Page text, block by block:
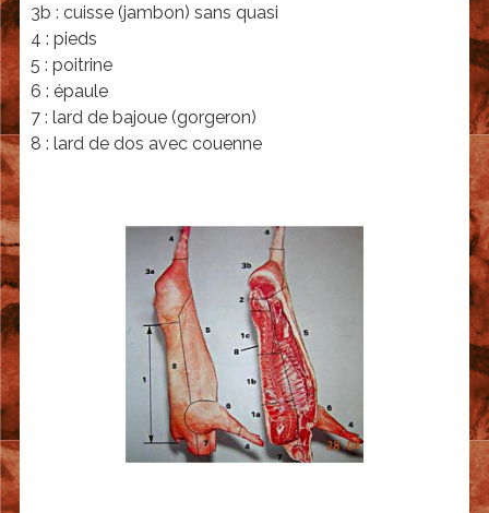
o
m
n
a
o
n
e
e
m
o
d
3b : cuisse (jambon) sans quasi
4 : pieds
5 : poitrine
6 : épaule
7 : lard de bajoue (gorgeron)
8 : lard de dos avec couenne